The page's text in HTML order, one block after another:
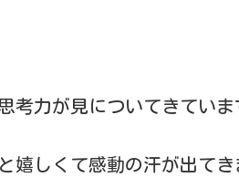
考力が見についてきていま
しくて感動の汗が出てき